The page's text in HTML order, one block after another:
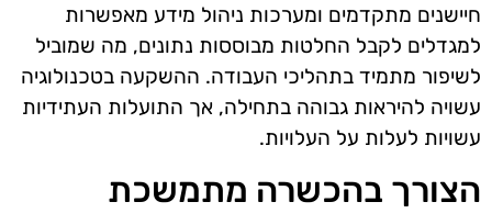
חיישנים מתקדמים ומערכות ניהול מידע מאפשרות
למגדלים לקבל החלטות מבוססות נתונים, מה שמוביל
לשיפור מתמיד בתהליכי העבודה. ההשקעה בטכנולוגיה
עשויה להיראות גבוהה בתחילה, אך התועלות העתידיות
עשויות לעלות על העלויות.
הצורך בהכשרה מתמשכת